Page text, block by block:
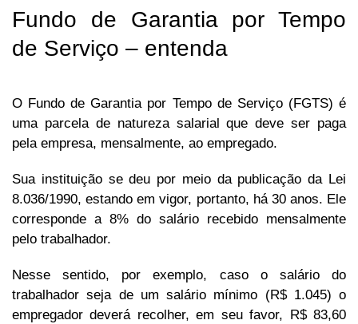
Fundo de Garantia por Tempo
de Serviço – entenda
O Fundo de Garantia por Tempo de Serviço (FGTS) é
uma parcela de natureza salarial que deve ser paga
pela empresa, mensalmente, ao empregado.
Sua instituição se deu por meio da publicação da Lei
8.036/1990, estando em vigor, portanto, há 30 anos. Ele
corresponde a 8% do salário recebido mensalmente
pelo trabalhador.
Nesse sentido, por exemplo, caso o salário do
trabalhador seja de um salário mínimo (R$ 1.045) o
empregador deverá recolher, em seu favor, R$ 83,60